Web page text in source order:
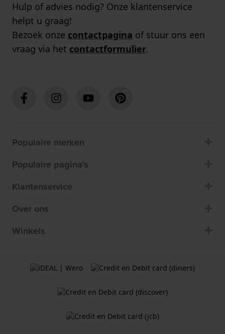
Hulp of advies nodig? Onze klantenservice
helpt u graag!
Bezoek onze contactpagina of stuur ons een
vraag via het contactformulier.
Populaire merken
Populaire pagina's
Klantenservice
Over ons
Winkels